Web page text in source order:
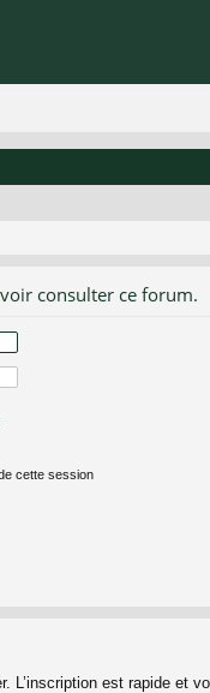
consulter ce forum.
cette session
L’inscription est rapide et